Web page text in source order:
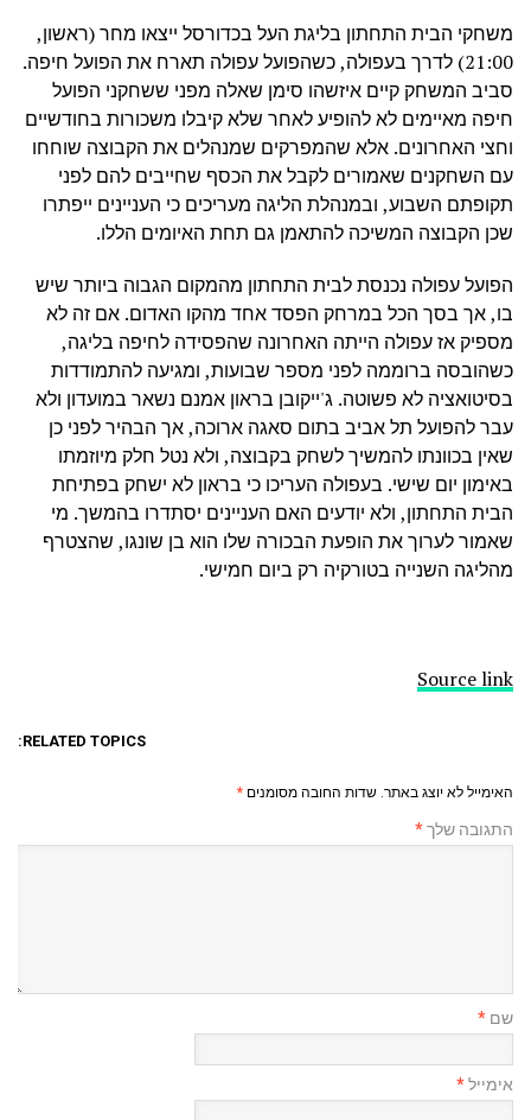
משחקי הבית התחתון בליגת העל בכדורסל ייצאו מחר (ראשון,
21:00) לדרך בעפולה, כשהפועל עפולה תארח את הפועל חיפה.
סביב המשחק קיים איזשהו סימן שאלה מפני ששחקני הפועל
חיפה מאיימים לא להופיע לאחר שלא קיבלו משכורות בחודשיים
וחצי האחרונים. אלא שהמפרקים שמנהלים את הקבוצה שוחחו
עם השחקנים שאמורים לקבל את הכסף שחייבים להם לפני
תקופתם השבוע, ובמנהלת הליגה מעריכים כי העניינים ייפתרו
שכן הקבוצה המשיכה להתאמן גם תחת האיומים הללו.
הפועל עפולה נכנסת לבית התחתון מהמקום הגבוה ביותר שיש
בו, אך בסך הכל במרחק הפסד אחד מהקו האדום. אם זה לא
מספיק אז עפולה הייתה האחרונה שהפסידה לחיפה בליגה,
כשהובסה ברוממה לפני מספר שבועות, ומגיעה להתמודדות
בסיטואציה לא פשוטה. ג'ייקובן בראון אמנם נשאר במועדון ולא
עבר להפועל תל אביב בתום סאגה ארוכה, אך הבהיר לפני כן
שאין בכוונתו להמשיך לשחק בקבוצה, ולא נטל חלק מיוזמתו
באימון יום שישי. בעפולה העריכו כי בראון לא ישחק בפתיחת
הבית התחתון, ולא יודעים האם העניינים יסתדרו בהמשך. מי
שאמור לערוך את הופעת הבכורה שלו הוא בן שונגו, שהצטרף
מהליגה השנייה בטורקיה רק ביום חמישי.
Source link
RELATED TOPICS:
האימייל לא יוצג באתר. שדות החובה מסומנים *
התגובה שלך*
שם *
אימייל*